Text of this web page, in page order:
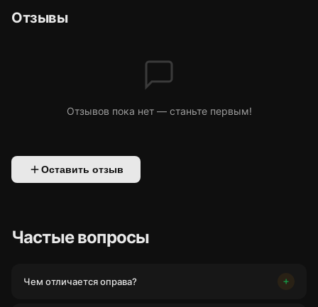
Отзывы
Отзывов пока нет — станьте первым!
Оставить отзыв
Частые вопросы
Чем отличается оправа?